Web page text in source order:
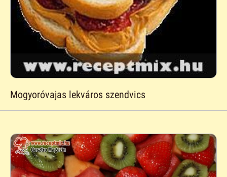
Mogyoróvajas lekváros szendvics